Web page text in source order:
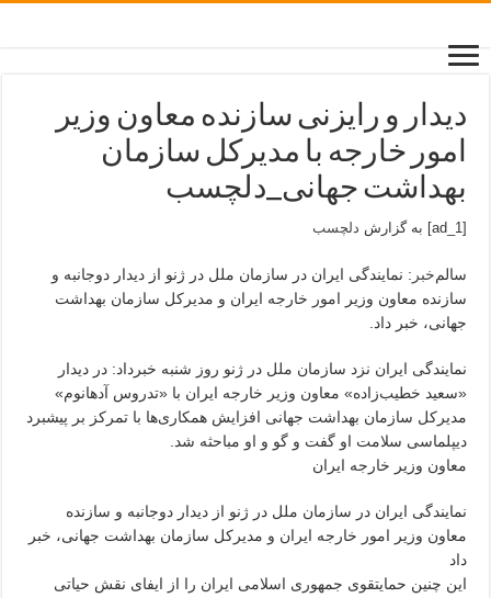
دیدار و رایزنی سازنده معاون وزیر
امور خارجه با مدیرکل سازمان
بهداشت جهانی_دلچسب
[ad_1] به گزارش دلچسب
سالم‌خبر : نمایندگی ایران در سازمان ملل در ژنو از دیدار دوجانبه و
سازنده معاون وزیر امور خارجه ایران و مدیرکل سازمان بهداشت
جهانی، خبر داد.
نمایندگی ایران نزد سازمان ملل در ژنو روز شنبه خبرداد: در دیدار
«سعید خطیب‌زاده» معاون وزیر خارجه ایران با «تدروس آدهانوم»
مدیرکل سازمان بهداشت جهانی افزایش همکاری‌ها با تمرکز بر پیشبرد
دیپلماسی سلامت او گفت و گو و او مباحثه شد.
معاون وزیر خارجه ایران
نمایندگی ایران در سازمان ملل در ژنو از دیدار دوجانبه و سازنده
معاون وزیر امور خارجه ایران و مدیرکل سازمان بهداشت جهانی، خبر
داد
این چنین حمایتقوی جمهوری اسلامی ایران را از ایفای نقش حیاتی